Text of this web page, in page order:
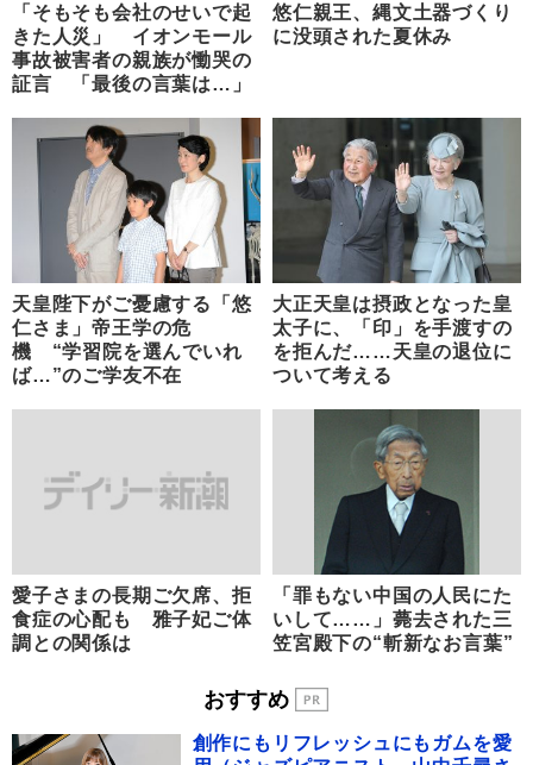
「そもそも会社のせいで起
きた人災」 イオンモール
事故被害者の親族が慟哭の
証言 「最後の言葉は…」
悠仁親王、縄文土器づくり
に没頭された夏休み
天皇陛下がご憂慮する「悠
仁さま」帝王学の危
機 “学習院を選んでいれ
ば…”のご学友不在
大正天皇は摂政となった皇
太子に、「印」を手渡すの
を拒んだ……天皇の退位に
ついて考える
愛子さまの長期ご欠席、拒
食症の心配も 雅子妃ご体
調との関係は
「罪もない中国の人民にた
いして……」薨去された三
笠宮殿下の“斬新なお言葉”
おすすめ
創作にもリフレッシュにもガムを愛